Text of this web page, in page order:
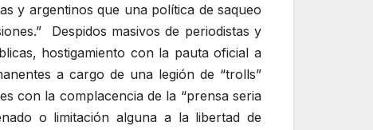
y argentinos que una política de saqueo
Despidos masivos de periodistas y
hostigamiento con la pauta oficial a
a cargo de una legión de “trolls”
con la complacencia de la “prensa seria
o limitación alguna a la libertad de